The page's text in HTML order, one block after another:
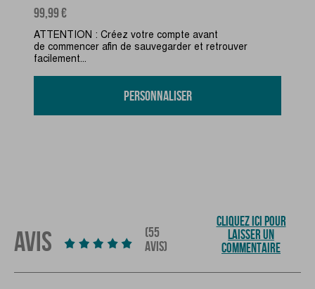
Prix
99,99 €
ATTENTION : Créez votre compte avant
de commencer afin de sauvegarder et retrouver
facilement...
Personnaliser
AVIS
(55
AVIS)
CLIQUEZ ICI POUR
LAISSER UN
COMMENTAIRE